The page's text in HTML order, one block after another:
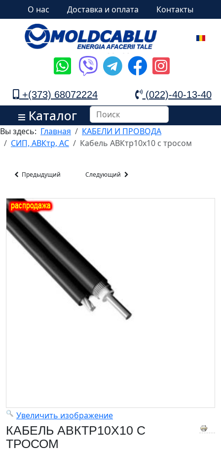
О нас Доставка и оплата Контакты
+(373) 68072224 (022)-40-13-40
Каталог
Вы здесь: Главная
КАБЕЛИ И ПРОВОДА
СИП, АВКтр, АС
Кабель АВКтр10x10 с тросом
Предыдущий Следующий
Увеличить изображение
КАБЕЛЬ АВКТР10X10 С
ТРОСОМ